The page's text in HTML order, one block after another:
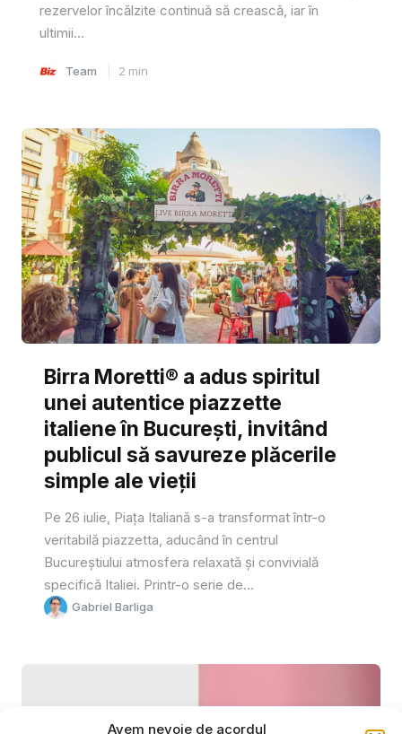
Avem nevoie de acordul
rezervelor încălzite continuă să crească, iar în
ultimii...
Team 2 min
Birra Moretti® a adus spiritul
unei autentice piazzette
italiene în București, invitând
publicul să savureze plăcerile
simple ale vieții
Pe 26 iulie, Piața Italiană s-a transformat într-o
veritabilă piazzetta, aducând în centrul
Bucureștiului atmosfera relaxată și convivială
specifică Italiei. Printr-o serie de...
Gabriel Barliga